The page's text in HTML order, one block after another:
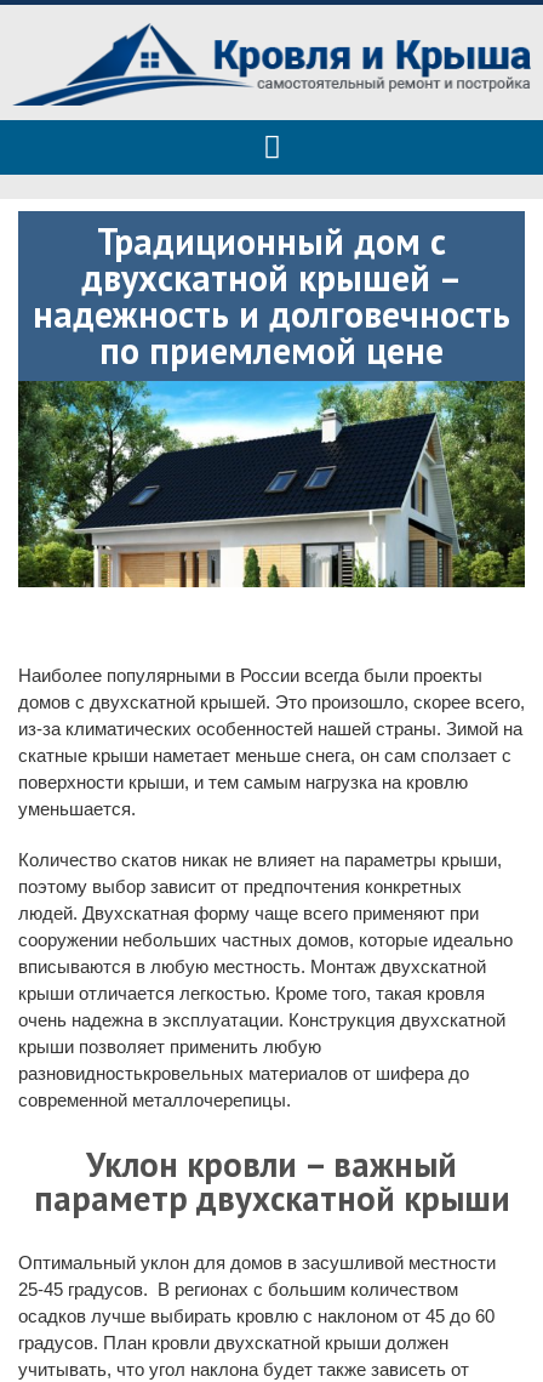
Roof tops — только полезные
советы
Полезные советы при строительстве дома и ремонте
Традиционный дом с
двухскатной крышей –
надежность и долговечность
по приемлемой цене
Наиболее популярными в России всегда были проекты
домов с двухскатной крышей. Это произошло, скорее всего,
из-за климатических особенностей нашей страны. Зимой на
скатные крыши наметает меньше снега, он сам сползает с
поверхности крыши, и тем самым нагрузка на кровлю
уменьшается.
Количество скатов никак не влияет на параметры крыши,
поэтому выбор зависит от предпочтения конкретных
людей. Двухскатная форму чаще всего применяют при
сооружении небольших частных домов, которые идеально
вписываются в любую местность. Монтаж двухскатной
крыши отличается легкостью. Кроме того, такая кровля
очень надежна в эксплуатации. Конструкция двухскатной
крыши позволяет применить любую
разновидностькровельных материалов от шифера до
современной металлочерепицы.
Уклон кровли – важный
параметр двухскатной крыши
Оптимальный уклон для домов в засушливой местности
25-45 градусов. В регионах с большим количеством
осадков лучше выбирать кровлю с наклоном от 45 до 60
градусов. План кровли двухскатной крыши должен
учитывать, что угол наклона будет также зависеть от